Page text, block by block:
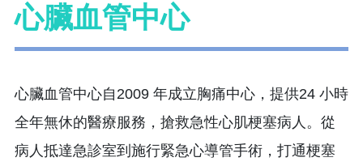
心臟血管中心
心臟血管中心自2009 年成立胸痛中心，提供24 小時
全年無休的醫療服務，搶救急性心肌梗塞病人。從
病人抵達急診室到施行緊急心導管手術，打通梗塞